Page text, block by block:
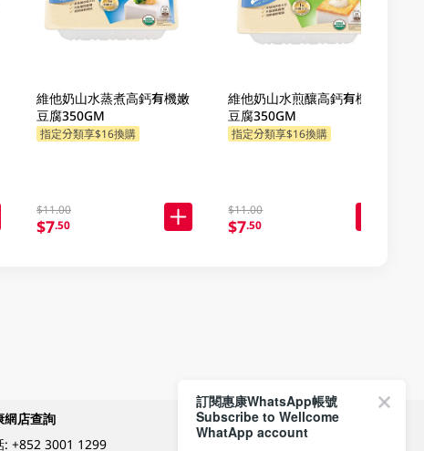
維他奶山水蒸煮高鈣有機嫩
豆腐350GM
指定分類享$16換購
$11.00
$7.50
維他奶山水煎釀高鈣有機滑
豆腐350GM
指定分類享$16換購
$11.00
$7.50
網店查詢
: +852 3001 1299
付款方式
訂閱惠康WhatsApp帳號
Subscribe to Wellcome
WhatApp account